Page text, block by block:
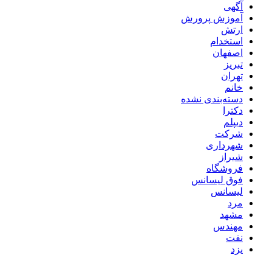
آگهی
آموزش پرورش
ارتش
استخدام
اصفهان
تبریز
تهران
خانم
دسته‌بندی نشده
دکترا
دیپلم
شرکت
شهرداری
شیراز
فروشگاه
فوق لیسانس
لیسانس
مرد
مشهد
مهندس
نفت
یزد